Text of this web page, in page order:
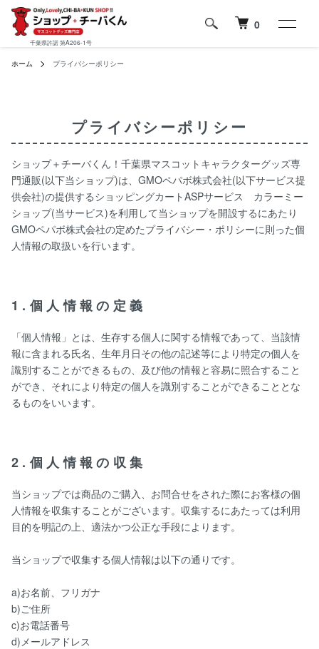
千葉県許諾 第A206-1号
0
ホーム プライバシーポリシー
プライバシーポリシー
ショップ＋チーバくん！千葉県マスコットキャラクターグッズ専
門通販(以下当ショップ)は、 GMOペパボ株式会社(以下サービス提
供会社)の提供するショッピングカートASPサービス カラーミー
ショップ(当サービス)を利用して当ショップを開設するにあたり
GMOペパボ株式会社の定めたプライバシー・ポリシーに則った個
人情報の取扱いを行います。
1.個人情報の定義
「個人情報」とは、生存する個人に関する情報であって、当該情
報に含まれる氏名、生年月日その他の記述等により特定の個人を
識別することができるもの、及び他の情報と容易に照合すること
ができ、それにより特定の個人を識別することができることとな
るものをいいます。
2.個人情報の収集
当ショップでは商品のご購入、お問合せをされた際にお客様の個
人情報を収集することがございます。収集するにあたっては利用
目的を明記の上、適法かつ公正な手段によります。
当ショップで収集する個人情報は以下の通りです。
a)お名前、フリガナ
b)ご住所
c)お電話番号
d)メールアドレス